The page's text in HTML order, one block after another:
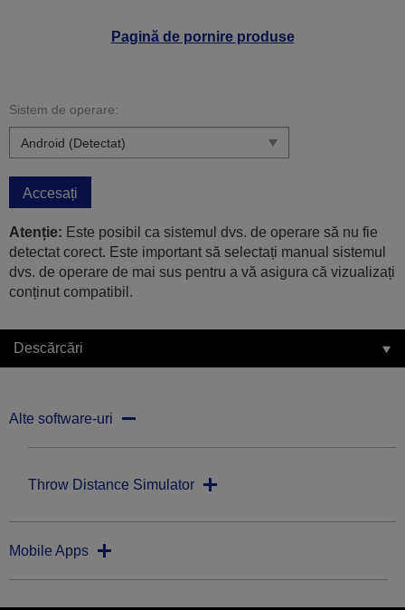
Pagină de pornire produse
Sistem de operare:
Accesați
Atenție: Este posibil ca sistemul dvs. de operare să nu fie
detectat corect. Este important să selectați manual sistemul
dvs. de operare de mai sus pentru a vă asigura că vizualizați
conținut compatibil.
Descărcări
Alte software-uri
Throw Distance Simulator
Mobile Apps